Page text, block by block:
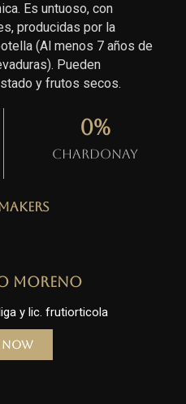
Es untuoso, con
producidas por la
(Al menos 7 años de
Pueden
y frutos secos.
Chardonay
0%
Moreno
y lic. frutiorticola
Now